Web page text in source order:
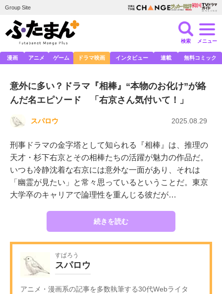
Group Site
検索 メニュー
漫画 アニメ ゲーム ドラマ映画 インタビュー 連載 無料コミック
意外に多い？ドラマ『相棒』“本物のお化け”が絡
んだ名エピソード 「右京さん気付いて！」
スパロウ 2025.08.29
刑事ドラマの金字塔として知られる『相棒』は、推理の
天才・杉下右京とその相棒たちの活躍が魅力の作品だ。
いつも冷静沈着な右京には意外な一面があり、それは
「幽霊が見たい」と常々思っているということだ。東京
大学卒のキャリアで論理性を重んじる彼だが…
続きを読む
すぱろう
スパロウ
アニメ・漫画系の記事を多数執筆する30代Webライタ